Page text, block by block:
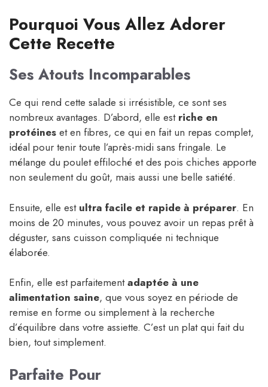
Pourquoi Vous Allez Adorer
Cette Recette
Ses Atouts Incomparables
Ce qui rend cette salade si irrésistible, ce sont ses
nombreux avantages. D’abord, elle est riche en
protéines et en fibres, ce qui en fait un repas complet,
idéal pour tenir toute l’après-midi sans fringale. Le
mélange du poulet effiloché et des pois chiches apporte
non seulement du goût, mais aussi une belle satiété.
Ensuite, elle est ultra facile et rapide à préparer. En
moins de 20 minutes, vous pouvez avoir un repas prêt à
déguster, sans cuisson compliquée ni technique
élaborée.
Enfin, elle est parfaitementadaptée à une
alimentation saine, que vous soyez en période de
remise en forme ou simplement à la recherche
d’équilibre dans votre assiette. C’est un plat qui fait du
bien, tout simplement.
Parfaite Pour